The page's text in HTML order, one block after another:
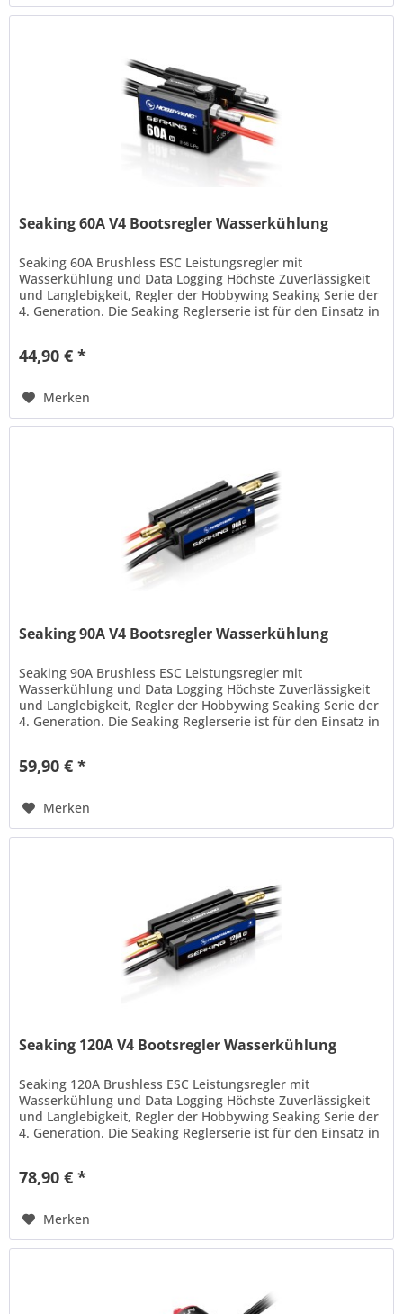
Seaking 60A V4 Bootsregler Wasserkühlung
Seaking 60A Brushless ESC Leistungsregler mit
Wasserkühlung und Data Logging Höchste Zuverlässigkeit
und Langlebigkeit, Regler der Hobbywing Seaking Serie der
4. Generation. Die Seaking Reglerserie ist für den Einsatz in
44,90 € *
Merken
Seaking 90A V4 Bootsregler Wasserkühlung
Seaking 90A Brushless ESC Leistungsregler mit
Wasserkühlung und Data Logging Höchste Zuverlässigkeit
und Langlebigkeit, Regler der Hobbywing Seaking Serie der
4. Generation. Die Seaking Reglerserie ist für den Einsatz in
59,90 € *
Merken
Seaking 120A V4 Bootsregler Wasserkühlung
Seaking 120A Brushless ESC Leistungsregler mit
Wasserkühlung und Data Logging Höchste Zuverlässigkeit
und Langlebigkeit, Regler der Hobbywing Seaking Serie der
4. Generation. Die Seaking Reglerserie ist für den Einsatz in
78,90 € *
Merken